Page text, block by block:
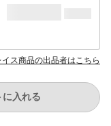
ス商品の出品者はこちら
に入れる